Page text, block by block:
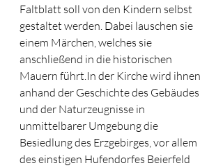
Faltblatt soll von den Kindern selbst
gestaltet werden. Dabei lauschen sie
einem Märchen, welches sie
anschließend in die historischen
Mauern führt.In der Kirche wird ihnen
anhand der Geschichte des Gebäudes
und der Naturzeugnisse in
unmittelbarer Umgebung die
Besiedlung des Erzgebirges, vor allem
des einstigen Hufendorfes Beierfeld